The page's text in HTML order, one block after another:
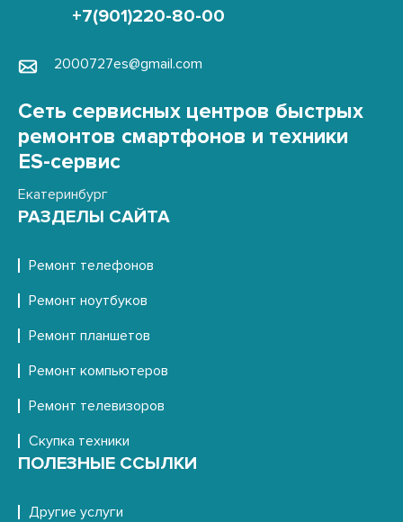
+7(901)220-80-00
2000727es@gmail.com
Сеть сервисных центров быстрых
ремонтов смартфонов и техники
ES-сервис
Екатеринбург
РАЗДЕЛЫ САЙТА
Ремонт телефонов
Ремонт ноутбуков
Ремонт планшетов
Ремонт компьютеров
Ремонт телевизоров
Скупка техники
ПОЛЕЗНЫЕ ССЫЛКИ
Другие услуги